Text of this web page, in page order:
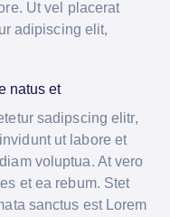
Ut vel placerat
adipiscing elit,
natus et
sadipscing elitr,
ut labore et
voluptua. At vero
et ea rebum. Stet
sanctus est Lorem